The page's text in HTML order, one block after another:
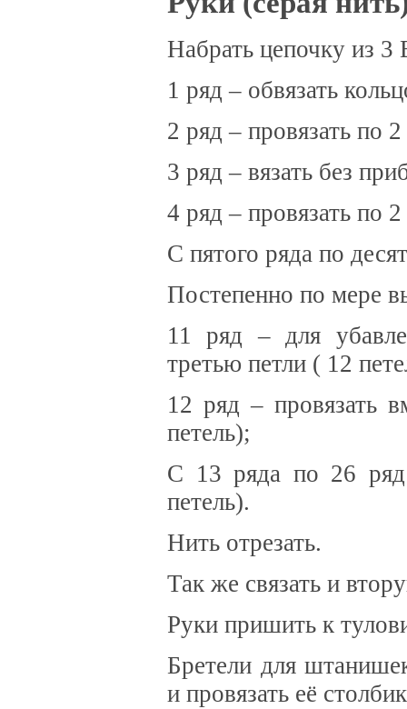
Набрать цепочку из 3
1 ряд – обвязать
2 ряд – провязать по
3 ряд – вязать без
4 ряд – провязать по
С пятого ряда по
Постепенно по мере
11 ряд – для
третью петли ( 12
12 ряд – провязать
петель);
С 13 ряда по 26 ряд
петель).
Нить отрезать.
Так же связать и
Руки пришить к
Бретели для
и провязать её